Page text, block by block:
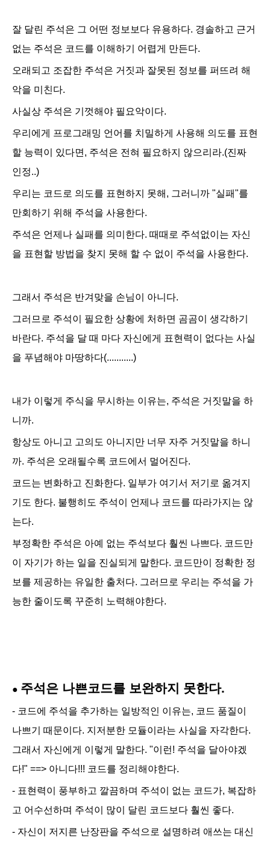
잘 달린 주석은 그 어떤 정보보다 유용하다. 경솔하고 근거
없는 주석은 코드를 이해하기 어렵게 만든다.
오래되고 조잡한 주석은 거짓과 잘못된 정보를 퍼뜨려 해
악을 미친다.
사실상 주석은 기껏해야 필요악이다.
우리에게 프로그래밍 언어를 치밀하게 사용해 의도를 표현
할 능력이 있다면, 주석은 전혀 필요하지 않으리라.(진짜
인정..)
우리는 코드로 의도를 표현하지 못해, 그러니까 "실패"를
만회하기 위해 주석을 사용한다.
주석은 언제나 실패를 의미 한다. 때때로 주석없이는 자신
을 표현할 방법을 찾지 못해 할 수 없이 주석을 사용한다.
그래서 주석은 반겨맞을 손님이 아니다.
그러므로 주석이 필요한 상황에 처하면 곰곰이 생각하기
바란다. 주석을 달 때 마다 자신에게 표현력이 없다는 사실
을 푸념해야 마땅하다(...........)
내가 이렇게 주식을 무시하는 이유는, 주석은 거짓말을 하
니까.
항상도 아니고 고의도 아니지만 너무 자주 거짓말을 하니
까. 주석은 오래될수록 코드에서 멀어진다.
코드는 변화하고 진화한다. 일부가 여기서 저기로 옮겨지
기도 한다. 불행히도 주석이 언제나 코드를 따라가지는 않
는다.
부정확한 주석은 아예 없는 주석보다 훨씬 나쁘다. 코드만
이 자기가 하는 일을 진실되게 말한다. 코드만이 정확한 정
보를 제공하는 유일한 출처다. 그러므로 우리는 주석을 가
능한 줄이도록 꾸준히 노력해야한다.
● 주석은 나쁜코드를 보완하지 못한다.
- 코드에 주석을 추가하는 일방적인 이유는, 코드 품질이
나쁘기 때문이다. 지저분한 모듈이라는 사실을 자각한다.
그래서 자신에게 이렇게 말한다. "이런! 주석을 달아야겠
다!" ==> 아니다!!! 코드를 정리해야한다.
- 표현력이 풍부하고 깔끔하며 주석이 없는 코드가, 복잡하
고 어수선하며 주석이 많이 달린 코드보다 훨씬 좋다.
- 자신이 저지른 난장판을 주석으로 설명하려 애쓰는 대신